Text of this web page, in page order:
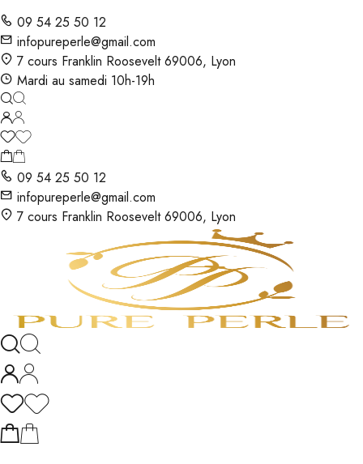
09 54 25 50 12
infopureperle@gmail.com
7 cours Franklin Roosevelt 69006, Lyon
Mardi au samedi 10h-19h
09 54 25 50 12
infopureperle@gmail.com
7 cours Franklin Roosevelt 69006, Lyon